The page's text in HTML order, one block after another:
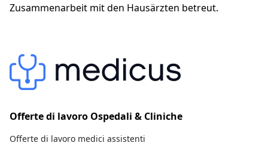
Zusammenarbeit mit den Hausärzten betreut.
Offerte di lavoro Ospedali & Cliniche
Offerte di lavoro medici assistenti